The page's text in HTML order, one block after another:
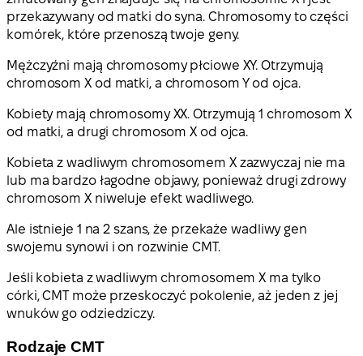
przekazywany od matki do syna. Chromosomy to części
komórek, które przenoszą twoje geny.
Mężczyźni mają chromosomy płciowe XY. Otrzymują
chromosom X od matki, a chromosom Y od ojca.
Kobiety mają chromosomy XX. Otrzymują 1 chromosom X
od matki, a drugi chromosom X od ojca.
Kobieta z wadliwym chromosomem X zazwyczaj nie ma
lub ma bardzo łagodne objawy, ponieważ drugi zdrowy
chromosom X niweluje efekt wadliwego.
Ale istnieje 1 na 2 szans, że przekaże wadliwy gen
swojemu synowi i on rozwinie CMT.
Jeśli kobieta z wadliwym chromosomem X ma tylko
córki, CMT może przeskoczyć pokolenie, aż jeden z jej
wnuków go odziedziczy.
Rodzaje CMT